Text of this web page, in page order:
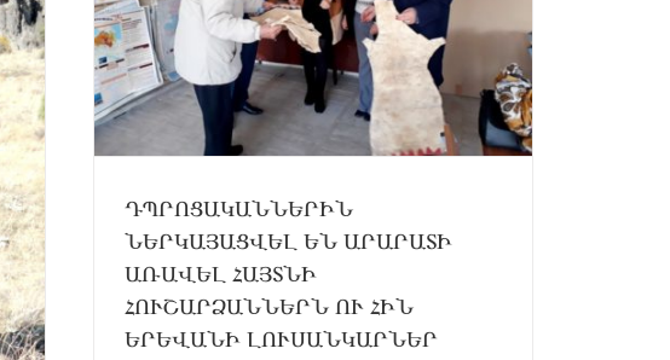
ԴՊՐՈՑԱԿԱՆՆԵՐԻՆ
ՆԵՐԿԱՅԱՑՎԵԼ ԵՆ ԱՐԱՐԱՏԻ
ԱՌԱՎԵԼ ՀԱՅՏՆԻ
ՀՈՒՇԱՐՁԱՆՆԵՐՆ ՈՒ ՀԻՆ
ԵՐԵՎԱՆԻ ԼՈՒՍԱՆԿԱՐՆԵՐ